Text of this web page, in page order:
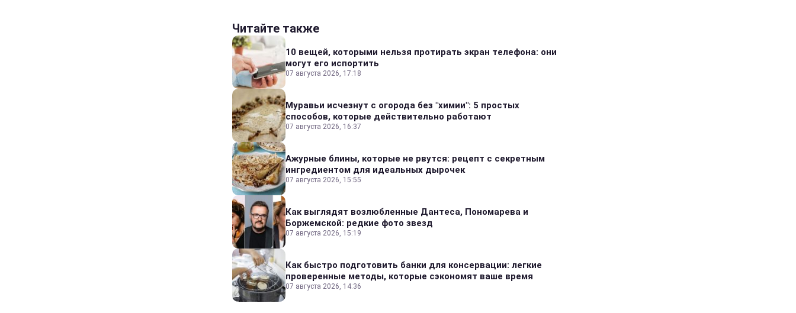
Читайте также
10 вещей, которыми нельзя протирать экран телефона: они
могут его испортить
07 августа 2026, 17:18
Муравьи исчезнут с огорода без "химии": 5 простых
способов, которые действительно работают
07 августа 2026, 16:37
Ажурные блины, которые не рвутся: рецепт с секретным
ингредиентом для идеальных дырочек
07 августа 2026, 15:55
Как выглядят возлюбленные Дантеса, Пономарева и
Боржемской: редкие фото звезд
07 августа 2026, 15:19
Как быстро подготовить банки для консервации: легкие
проверенные методы, которые сэкономят ваше время
07 августа 2026, 14:36